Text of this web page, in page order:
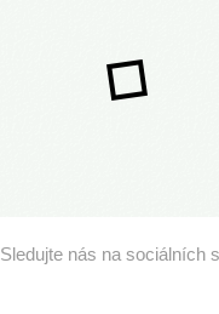
Sledujte nás na sociálních